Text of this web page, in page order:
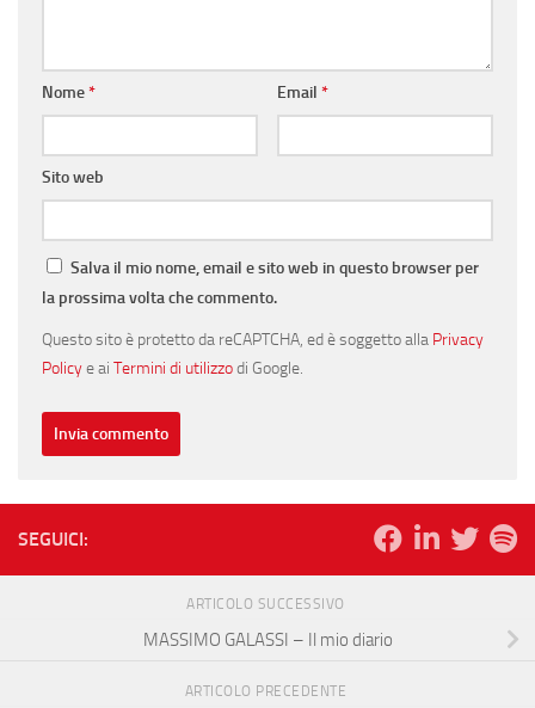
Nome* Email *
Sito web
Salva il mio nome, email e sito web in questo browser per
la prossima volta che commento.
Questo sito è protetto da reCAPTCHA, ed è soggetto alla Privacy
Policye ai Termini di utilizzodi Google.
SEGUICI:
ARTICOLO SUCCESSIVO
MASSIMO GALASSI – Il mio diario
ARTICOLO PRECEDENTE